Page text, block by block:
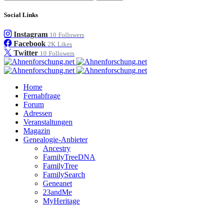
Social Links
Instagram 10 Followers
Facebook 2K Likes
Twitter 10 Followers
Home
Fernabfrage
Forum
Adressen
Veranstaltungen
Magazin
Genealogie-Anbieter
Ancestry
FamilyTreeDNA
FamilyTree
FamilySearch
Geneanet
23andMe
MyHeritage